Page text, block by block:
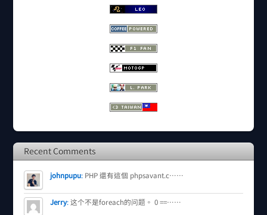
Recent Comments
johnpupu: PHP 還有這個 phpsavant.c……
Jerry:这个不是foreach的问题。 0 ==……